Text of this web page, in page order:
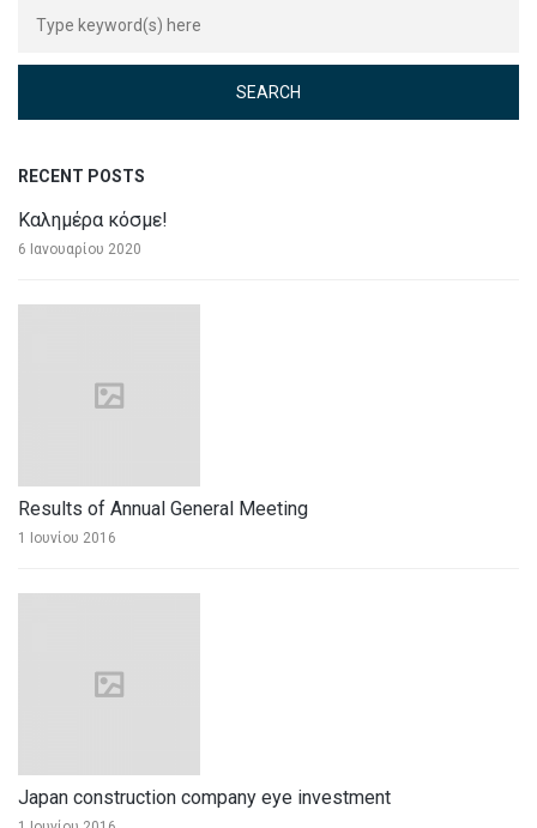
RECENT POSTS
Καλημέρα κόσμε!
6 Ιανουαρίου 2020
Results of Annual General Meeting
1 Ιουνίου 2016
Japan construction company eye investment